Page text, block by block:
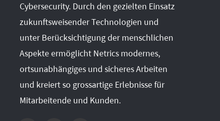
Cybersecurity. Durch den gezielten Einsatz
zukunftsweisender Technologien und
unter Berücksichtigung der menschlichen
Aspekte ermöglicht Netrics modernes,
ortsunabhängiges und sicheres Arbeiten
und kreiert so grossartige Erlebnisse für
Mitarbeitende und Kunden.